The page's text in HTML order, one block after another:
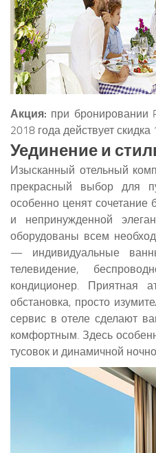
Акция: при бронировании
2018 года действует
Уединение и
Изысканный отельный
прекрасный выбор для
особенно ценят сочетание
и непринужденной
оборудованы всем
— индивидуальные
телевидение,
кондиционер. Приятная
обстановка, просто
сервис в отеле сделают
комфортным. Здесь
тусовок и динамичной